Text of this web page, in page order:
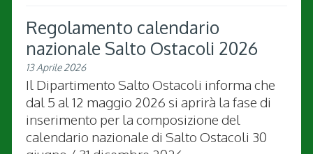
Regolamento calendario
nazionale Salto Ostacoli 2026
13 Aprile 2026
Il Dipartimento Salto Ostacoli informa che
dal 5 al 12 maggio 2026 si aprirà la fase di
inserimento per la composizione del
calendario nazionale di Salto Ostacoli 30